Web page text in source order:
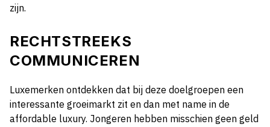
zijn.
RECHTSTREEKS
COMMUNICEREN
Luxemerken ontdekken dat bij deze doelgroepen een
interessante groeimarkt zit en dan met name in de
affordable luxury. Jongeren hebben misschien geen geld